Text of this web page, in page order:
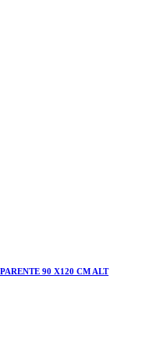
90 X120 CM ALT